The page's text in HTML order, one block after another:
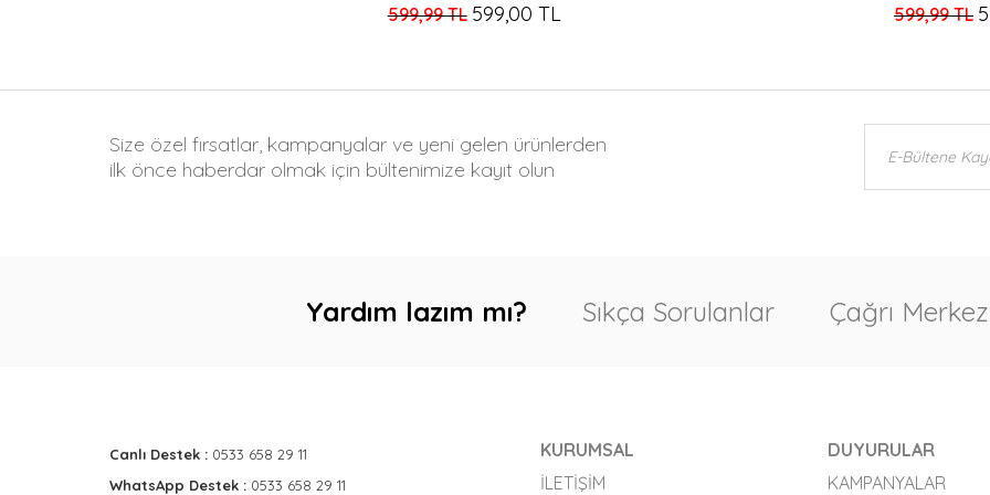
599,99 TL 599,00 TL 599,99 TL
Size özel fırsatlar, kampanyalar ve yeni gelen ürünlerden
ilk önce haberdar olmak için bültenimize kayıt olun
Yardım lazım mı? Sıkça Sorulanlar Çağrı
Canlı Destek : 0533 658 29 11
WhatsApp Destek : 0533 658 29 11
KURUMSAL
İLETIŞIM
DUYURULAR
KAMPANYALAR